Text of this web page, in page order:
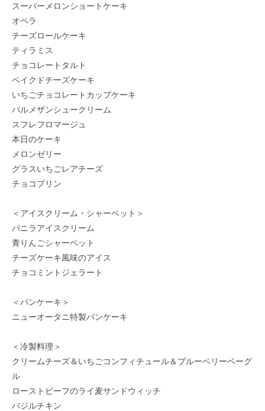
スーパーメロンショートケーキ
オペラ
チーズロールケーキ
ティラミス
チョコレートタルト
ベイクドチーズケーキ
いちごチョコレートカップケーキ
パルメザンシュークリーム
スフレフロマージュ
本日のケーキ
メロンゼリー
グラスいちごレアチーズ
チョコプリン
＜アイスクリーム・シャーベット＞
バニラアイスクリーム
青りんごシャーベット
チーズケーキ風味のアイス
チョコミントジェラート
＜パンケーキ＞
ニューオータニ特製パンケーキ
＜冷製料理＞
クリームチーズ＆いちごコンフィチュール＆ブルーベリーベーグ
ル
ローストビーフのライ麦サンドウィッチ
バジルチキン